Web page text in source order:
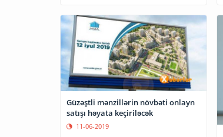
Güzəştli mənzillərin növbəti onlayn
satışı həyata keçiriləcək
11-06-2019